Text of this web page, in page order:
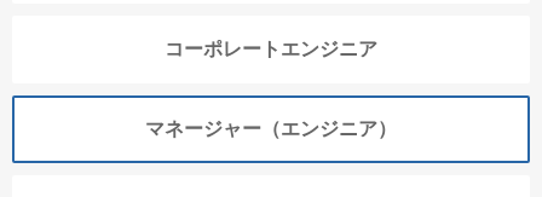
コーポレートエンジニア
マネージャー（エンジニア）